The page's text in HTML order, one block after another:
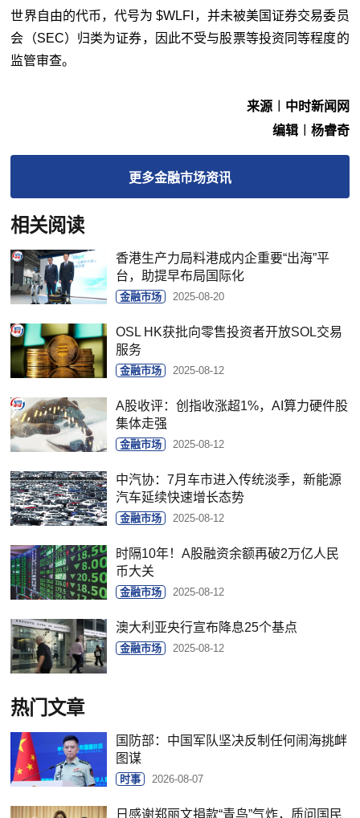
世界自由的代币，代号为 $WLFI，并未被美国证券交易委员
会（SEC）归类为证券，因此不受与股票等投资同等程度的
监管审查。
来源︱中时新闻网
编辑︱杨睿奇
更多金融市场资讯
相关阅读
香港生产力局料港成内企重要“出海”平
台，助提早布局国际化
金融市场 2025-08-20
OSL HK获批向零售投资者开放SOL交易
服务
金融市场 2025-08-12
A股收评：创指收涨超1%，AI算力硬件股
集体走强
金融市场 2025-08-12
中汽协：7月车市进入传统淡季，新能源
汽车延续快速增长态势
金融市场 2025-08-12
时隔10年！A股融资余额再破2万亿人民
币大关
金融市场 2025-08-12
澳大利亚央行宣布降息25个基点
金融市场 2025-08-12
热门文章
国防部：中国军队坚决反制任何闹海挑衅
图谋
时事 2026-08-07
日感谢郑丽文捐款“青鸟”气炸，质问国民